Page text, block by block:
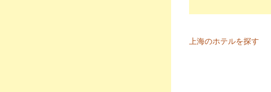
上海のホテルを探す